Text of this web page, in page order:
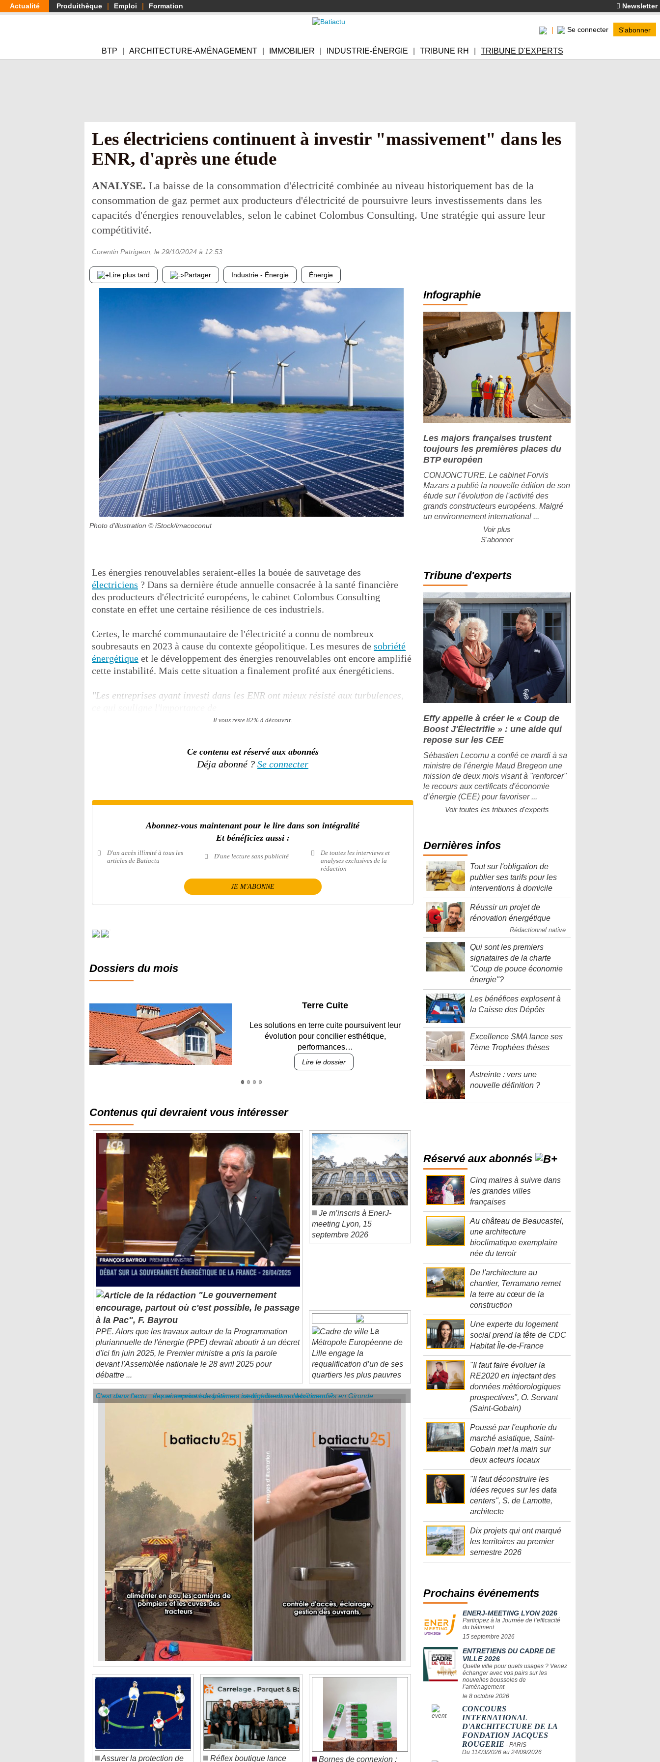
Aller
au
Actualité Produithèque Emploi Formation Newsletter
Se connecter S'abonner
BTP ARCHITECTURE-AMÉNAGEMENT IMMOBILIER INDUSTRIE-ÉNERGIE TRIBUNE RH TRIBUNE D'EXPERTS
Les électriciens continuent à investir "massivement" dans les
ENR, d'après une étude
ANALYSE. La baisse de la consommation d'électricité combinée au niveau historiquement bas de la
consommation de gaz permet aux producteurs d'électricité de poursuivre leurs investissements dans les
capacités d'énergies renouvelables, selon le cabinet Colombus Consulting. Une stratégie qui assure leur
compétitivité.
Corentin Patrigeon , le 29/10/2024 à 12:53
Lire plus tard Partager Industrie - Énergie Énergie
Photo d'illustration © iStock/imacoconut
Les énergies renouvelables seraient-elles la bouée de sauvetage des
électriciens ? Dans sa dernière étude annuelle consacrée à la santé financière
des producteurs d'électricité européens, le cabinet Colombus Consulting
constate en effet une certaine résilience de ces industriels.
Certes, le marché communautaire de l'électricité a connu de nombreux
soubresauts en 2023 à cause du contexte géopolitique. Les mesures de sobriété
énergétique et le développement des énergies renouvelables ont encore amplifié
cette instabilité. Mais cette situation a finalement profité aux énergéticiens.
"Les entreprises ayant investi dans les ENR ont mieux résisté aux turbulences,
Il vous reste 82% à découvrir.
Ce contenu est réservé aux abonnés
Déja abonné ? Se connecter
Abonnez-vous maintenant pour le lire dans son intégralité
Et bénéficiez aussi :
D'un accès illimité à tous les
articles de Batiactu
D'une lecture sans publicité
De toutes les interviews et
analyses exclusives de la
rédaction
JE M'ABONNE
Dossiers du mois
Parking et garages
Entre circulation, sécurisation des accès, durabilité
des revêtements et intégration…
Lire le dossier
"Le gouvernement
encourage, partout où c'est possible, le passage
à la Pac", F. Bayrou
PPE. Alors que les travaux autour de la Programmation
pluriannuelle de l'énergie (PPE) devrait aboutir à un décret
d'ici fin juin 2025, le Premier ministre a pris la parole
devant l'Assemblée nationale le 28 avril 2025 pour
débattre ...
Je m’inscris à EnerJ-
meeting Lyon, 15
septembre 2026
Métropole Européenne de
Lille engage la
requalification d’un de ses
quartiers les plus pauvres
C'est dans l'actu : des entreprises de bâtiment se mobilisent sur les incendies en Gironde
C'est dans l'actu : à quoi servent les systèmes intelligents dans le bâtiment ?
Assurer la protection de
son entreprise est possible
Réflex boutique lance
son espace professionnel,
Bornes de connexion :
une avancée vers un
Infographie
Les majors françaises trustent
toujours les premières places du
BTP européen
CONJONCTURE. Le cabinet Forvis
Mazars a publié la nouvelle édition de son
étude sur l'évolution de l'activité des
grands constructeurs européens. Malgré
un environnement international ...
Voir plus
S'abonner
Tribune d'experts
Effy appelle à créer le « Coup de
Boost J'Électrifie » : une aide qui
repose sur les CEE
Sébastien Lecornu a confié ce mardi à sa
ministre de l'énergie Maud Bregeon une
mission de deux mois visant à "renforcer"
le recours aux certificats d'économie
d’énergie (CEE) pour favoriser ...
Voir toutes les tribunes d'experts
Dernières infos
Tout sur l'obligation de
publier ses tarifs pour les
interventions à domicile
Réussir un projet de
rénovation énergétique
Rédactionnel native
Qui sont les premiers
signataires de la charte
"Coup de pouce économie
énergie"?
Les bénéfices explosent à
la Caisse des Dépôts
Excellence SMA lance ses
7ème Trophées thèses
Astreinte : vers une
nouvelle définition ?
Réservé aux abonnés
Cinq maires à suivre dans
les grandes villes
françaises
Au château de Beaucastel,
une architecture
bioclimatique exemplaire
née du terroir
De l'architecture au
chantier, Terramano remet
la terre au cœur de la
construction
Une experte du logement
social prend la tête de CDC
Habitat Île-de-France
"Il faut faire évoluer la
RE2020 en injectant des
données météorologiques
prospectives", O. Servant
(Saint-Gobain)
Poussé par l'euphorie du
marché asiatique, Saint-
Gobain met la main sur
deux acteurs locaux
"Il faut déconstruire les
idées reçues sur les data
centers", S. de Lamotte,
architecte
Dix projets qui ont marqué
les territoires au premier
semestre 2026
Prochains événements
ENERJ-MEETING LYON 2026
Participez à la Journée de l’efficacité
du bâtiment
15 septembre 2026
ENTRETIENS DU CADRE DE
VILLE 2026
Quelle ville pour quels usages ? Venez
échanger avec vos pairs sur les
nouvelles boussoles de
l’aménagement
le 8 octobre 2026
CONCOURS
INTERNATIONAL
D'ARCHITECTURE DE LA
FONDATION JACQUES
ROUGERIE - PARIS
Du 11/03/2026 au 24/09/2026